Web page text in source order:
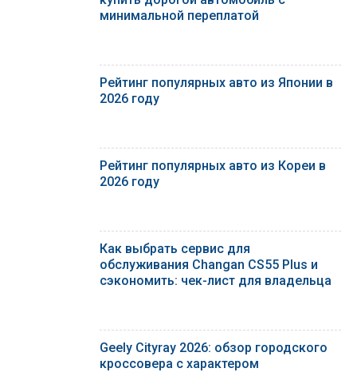
минимальной переплатой
Рейтинг популярных авто из Японии в
2026 году
Рейтинг популярных авто из Кореи в
2026 году
Как выбрать сервис для
обслуживания Changan CS55 Plus и
сэкономить: чек-лист для владельца
Geely Cityray 2026: обзор городского
кроссовера с характером